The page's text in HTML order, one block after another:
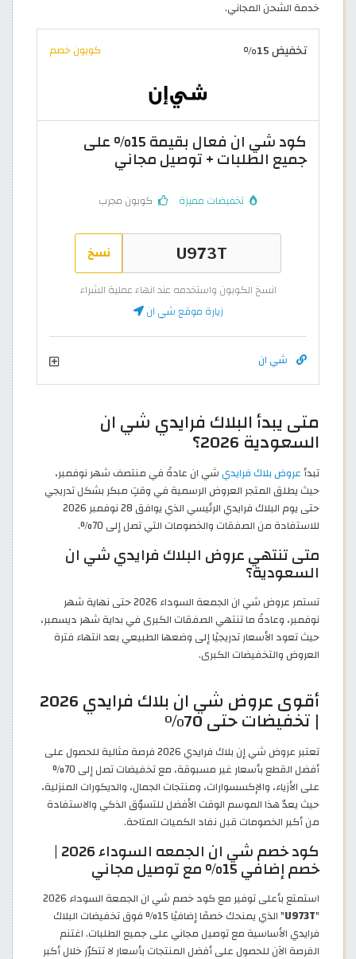
خدمة الشحن المجاني.
تخفيض 15% كوبون خصم
كود شي ان فعال بقيمة 15% على
جميع الطلبات + توصيل مجاني
تخفيضات مميزة كوبون مجرب
نسخ
انسخ الكوبون واستخدمه عند انهاء عملية الشراء
زيارة موقع شي ان
شي ان
متى يبدأ البلاك فرايدي شي ان
السعودية 2026؟
تبدأعروض بلاك فرايدي شي ان عادةً في منتصف شهر نوفمبر،
حيث يطلق المتجر العروض الرسمية في وقتٍ مبكر بشكل تدريجي
حتى يوم البلاك فرايدي الرئيسي الذي يوافق 28 نوفمبر 2026
للاستفادة من الصفقات والخصومات التي تصل إلى 70%.
متى تنتهي عروض البلاك فرايدي شي ان
السعودية؟
تستمر عروض شي ان الجمعة السوداء 2026 حتى نهاية شهر
نوفمبر، وعادةً ما تنتهي الصفقات الكبرى في بداية شهر ديسمبر،
حيث تعود الأسعار تدريجيًا إلى وضعها الطبيعي بعد انتهاء فترة
العروض والتخفيضات الكبرى.
أقوى عروض شي ان بلاك فرايدي 2026
| تخفيضات حتى 70%
تعتبر عروض شي إن بلاك فرايدي 2026 فرصة مثالية للحصول على
أفضل القطع بأسعار غير مسبوقة، مع تخفيضات تصل إلى 70%
على الأزياء، والإكسسوارات، ومنتجات الجمال، والديكورات المنزلية،
حيث يعدّ هذا الموسم الوقت الأفضل للتسوّق الذكي والاستفادة
من أكبر الخصومات قبل نفاد الكميات المتاحة.
كود خصم شي ان الجمعه السوداء 2026 |
خصم إضافي 15% مع توصيل مجاني
استمتع بأعلى توفير مع كود خصم شي ان الجمعة السوداء 2026
"
U973T
" الذي يمنحك خصمًا إضافيًا 15% فوق تخفيضات البلاك
فرايدي الأساسية مع توصيل مجاني على جميع الطلبات. اغتنم
الفرصة الآن للحصول على أفضل المنتجات بأسعار لا تتكرّر خلال أكبر